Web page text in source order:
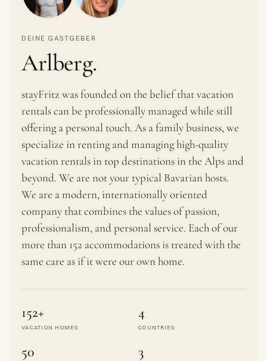
DEINE GASTGEBER
Arlberg.
stayFritz was founded on the belief that vacation
rentals can be professionally managed while still
offering a personal touch. As a family business, we
specialize in renting and managing high-quality
vacation rentals in top destinations in the Alps and
beyond. We are not your typical Bavarian hosts.
We are a modern, internationally oriented
company that combines the values of passion,
professionalism, and personal service. Each of our
more than 152 accommodations is treated with the
same care as if it were our own home.
152+
VACATION HOMES
4
COUNTRIES
50 3